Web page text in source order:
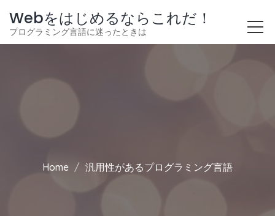
Webをはじめるならこれだ！
プログラミング言語に迷ったときは
Home 汎用性があるプログラミング言語